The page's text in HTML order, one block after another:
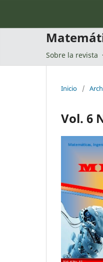
Sobre la revista
Inicio /
Vol. 6